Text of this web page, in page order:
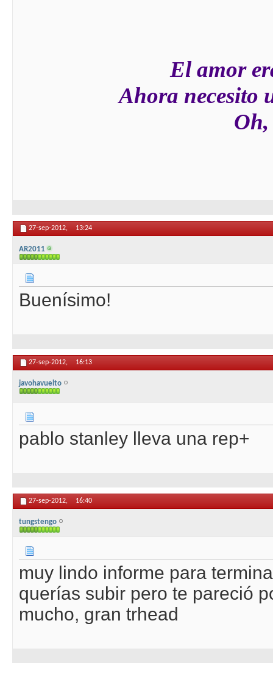
El amor
Ahora necesito
Oh,
27-sep-2012, 13:24
AR2011
Buenísimo!
27-sep-2012, 16:13
javohavuelto
pablo stanley lleva una rep+
27-sep-2012, 16:40
tungstengo
muy lindo informe para
querías subir pero te pareció
mucho, gran trhead